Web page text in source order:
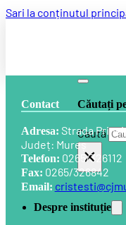
Sari la conținutul
Căutați
Caută
×
Despre instituție
Contact
Adresa: Strada
Județ: Mureș
Telefon: 0265/326112
Fax: 0265/326842
Email: